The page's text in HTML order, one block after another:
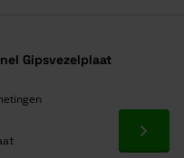
Gipsvezelplaat
Ga